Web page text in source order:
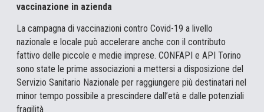
vaccinazione in azienda
La campagna di vaccinazioni contro Covid-19 a livello
nazionale e locale può accelerare anche con il contributo
fattivo delle piccole e medie imprese. CONFAPI e API Torino
sono state le prime associazioni a mettersi a disposizione del
Servizio Sanitario Nazionale per raggiungere più destinatari nel
minor tempo possibile a prescindere dall’età e dalle potenziali
fragilità